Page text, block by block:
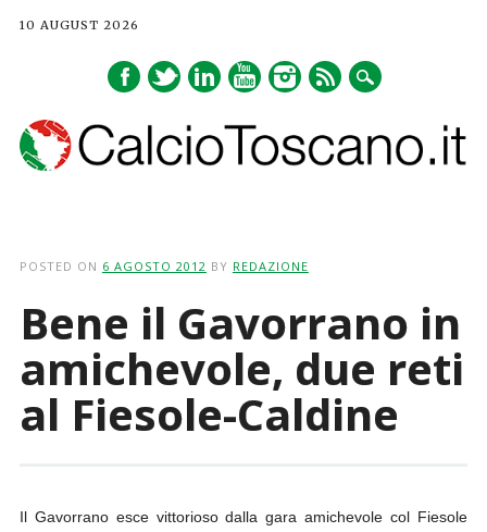
10 AUGUST 2026
POSTED ON 6 AGOSTO 2012 BY REDAZIONE
Bene il Gavorrano in
amichevole, due reti
al Fiesole-Caldine
Il Gavorrano esce vittorioso dalla gara amichevole col Fiesole